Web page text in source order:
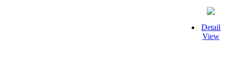
Detail
View